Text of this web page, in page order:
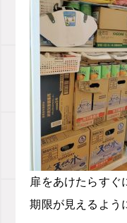
扉をあけたらすぐ
期限が見えるよう